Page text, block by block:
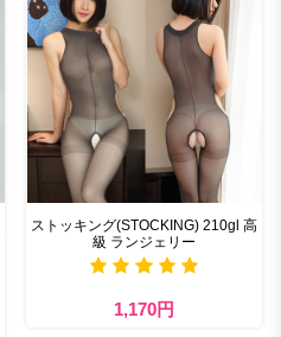
ストッキング(STOCKING) 210gl 高
級 ランジェリー
1,170円